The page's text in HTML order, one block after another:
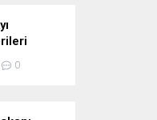
ÜFE ve
Belli
0